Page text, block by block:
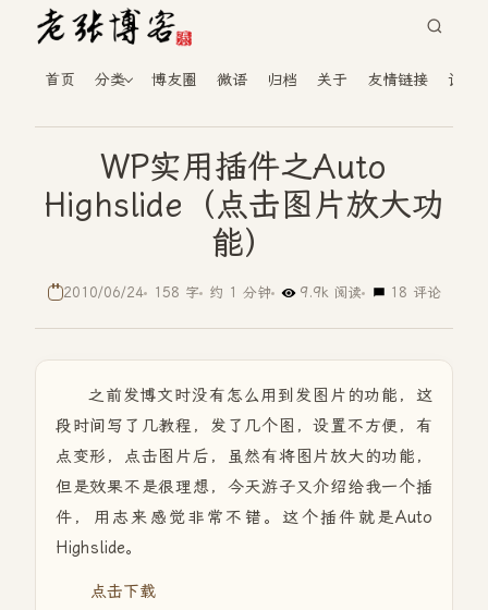
首页 分类 博友圈 微语 归档 关于 友情链接 读者
WP实用插件之Auto
Highslide（点击图片放大功
能）
2010/06/24 158 字 约 1 分钟 9.9k 阅读 18 评论
之前发博文时没有怎么用到发图片的功能，这
段时间写了几教程，发了几个图，设置不方便，有
点变形，点击图片后，虽然有将图片放大的功能，
但是效果不是很理想，今天游子又介绍给我一个插
件，用志来感觉非常不错。这个插件就是Auto
Highslide。
点击下载